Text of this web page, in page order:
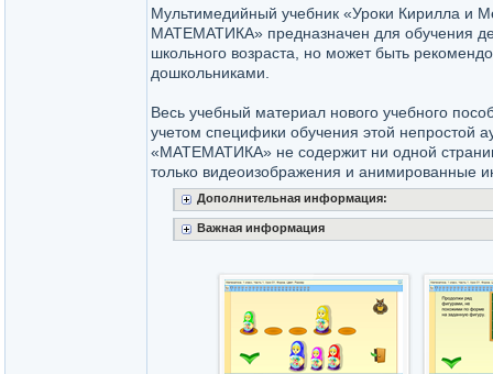
Мультимедийный учебник «Уроки Кирилла и
МАТЕМАТИКА» предназначен для обучения
школьного возраста, но может быть
дошкольниками.
Весь учебный материал нового учебного
учетом специфики обучения этой непростой
«МАТЕМАТИКА» не содержит ни одной
только видеоизображения и анимированные
Дополнительная информация:
Важная информация